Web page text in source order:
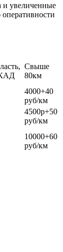
и увеличенные
Свыше
80км
4000+40
руб/км
4500р+50
руб/км
10000+60
руб/км